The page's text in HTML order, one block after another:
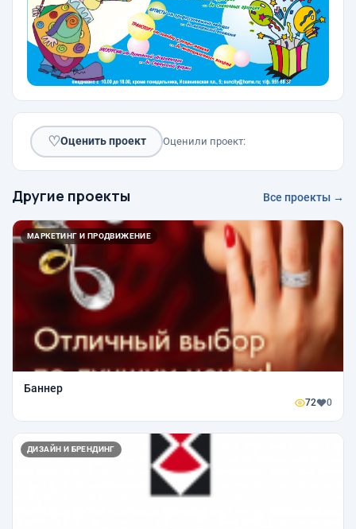
♡Оценить проект Оценили проект:
Другие проекты Все проекты →
МАРКЕТИНГ И ПРОДВИЖЕНИЕ
Баннер
72 0
ДИЗАЙН И БРЕНДИНГ